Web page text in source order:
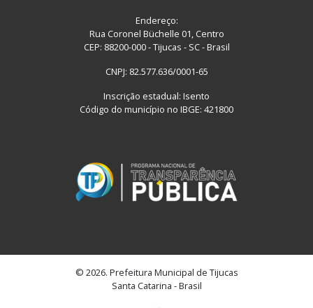
Endereço:
Rua Coronel Büchelle 01, Centro
CEP: 88200-000 - Tijucas - SC - Brasil
CNPJ: 82.577.636/0001-65
Inscrição estadual: Isento
Código do município no IBGE: 421800
© 2026. Prefeitura Municipal de Tijucas
Santa Catarina - Brasil